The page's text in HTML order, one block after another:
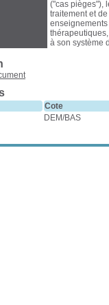
("cas pièges"),
traitement et
à son système
Cote
DEM/BAS